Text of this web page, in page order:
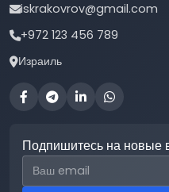
iskrakovrov@gmail.com
+972 123 456 789
Израиль
Подпишитесь на новые
Email для подписки